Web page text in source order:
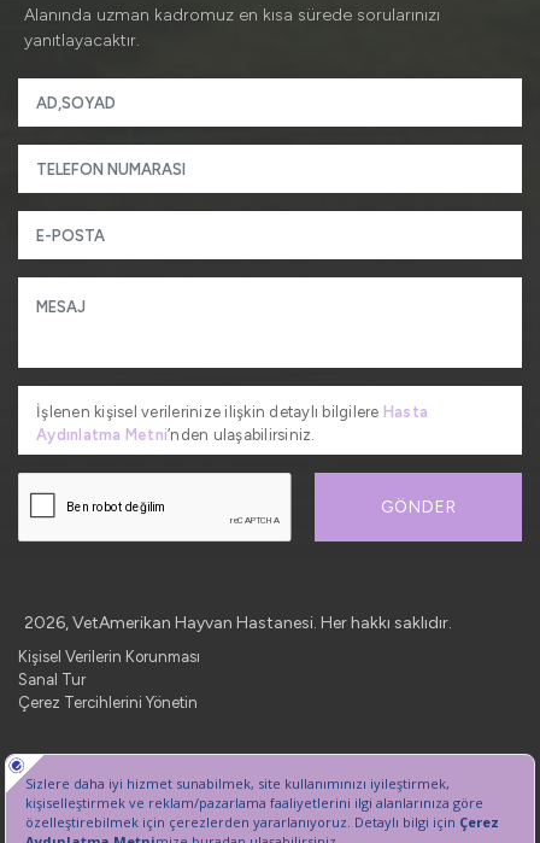
Alanında uzman kadromuz en kısa sürede sorularınızı
yanıtlayacaktır.
İşlenen kişisel verilerinize ilişkin detaylı bilgilere Hasta
Aydınlatma Metni’nden ulaşabilirsiniz.
GÖNDER
2026, VetAmerikan Hayvan Hastanesi. Her hakkı saklıdır.
Kişisel Verilerin Korunması
Sanal Tur
Çerez Tercihlerini Yönetin